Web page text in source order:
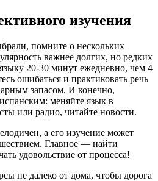
изучения
помните о нескольких
важнее долгих, но редких
20-30 минут ежедневно, чем 4
ошибаться и практиковать речь
запасом. И конечно,
меняйте язык в
или радио, читайте новости.
а его изучение может
Главное — найти
удовольствие от процесса!
не далеко от дома, чтобы дорога